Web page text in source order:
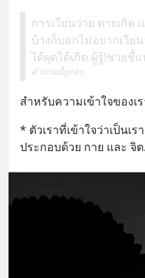
การเวียนว่าย ตายเกิ
บ้างก็บอกไม่อยากเวีย
ได้ผุดได้เกิด ผู้รู้!ช่วยชี้
คำถามนี้ถูกลบ
สำหรับความเข้าใจของเ
* ตัวเราที่เข้าใจว่าเป็นเรา
ประกอบด้วย กาย และ จิต